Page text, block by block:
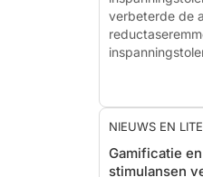
verbeterde de
piek VO₂, in
placebo.
Inhibitor for the
NIEUWS EN
Gamificatie
stimulansen